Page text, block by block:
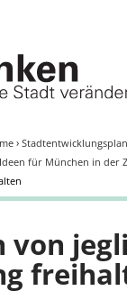
›
Ideen für München in der
von